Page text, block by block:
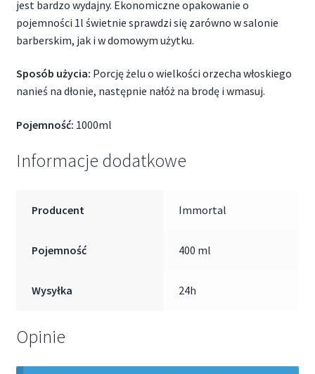
jest bardzo wydajny. Ekonomiczne opakowanie o
pojemności 1l świetnie sprawdzi się zarówno w salonie
barberskim, jak i w domowym użytku.
Sposób użycia: Porcję żelu o wielkości orzecha włoskiego
nanieś na dłonie, następnie nałóż na brodę i wmasuj.
Pojemność: 1000ml
Informacje dodatkowe
Producent Immortal
Pojemność 400 ml
Wysyłka 24h
Opinie